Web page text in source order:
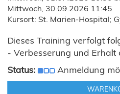
Mittwoch, 30.09.2026 11:45
Kursort: St. Marien-Hospital;
Dieses Training verfolgt
- Verbesserung und Erhalt
Status:
Anmeldung